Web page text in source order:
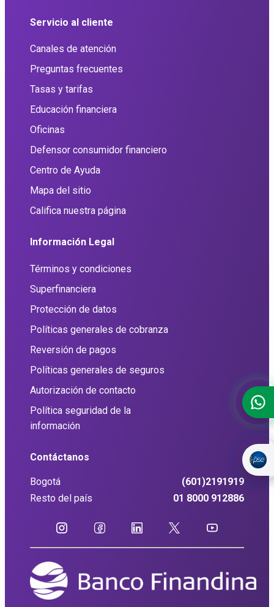
Servicio al cliente
Canales de atención
Preguntas frecuentes
Tasas y tarifas
Educación financiera
Oficinas
Defensor consumidor financiero
Centro de Ayuda
Mapa del sitio
Califica nuestra página
Información Legal
Términos y condiciones
Superfinanciera
Protección de datos
Políticas generales de cobranza
Reversión de pagos
Políticas generales de seguros
Autorización de contacto
Política seguridad de la
información
Contáctanos
Bogotá
(601)2191919
Resto del país
01 8000 912886